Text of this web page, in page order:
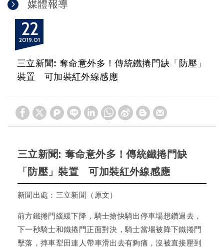
媒體報導
22
01
2019
三立新聞: 奪命意外多！傳統鐵捲門缺「防壓」
裝置 可加裝紅外線感應
三立新聞: 奪命意外多！傳統鐵捲門缺
「防壓」裝置 可加裝紅外線感應
新聞出處： 三立新聞（原文）
前方鐵捲門緩緩下降，騎士搶快騎出停車場想鑽過去，
下一秒騎士和鐵捲門正面對決，騎士當場被降下鐵捲門
擊落，摔車犁田連人帶車滑出去有夠痛，沒被直接壓到